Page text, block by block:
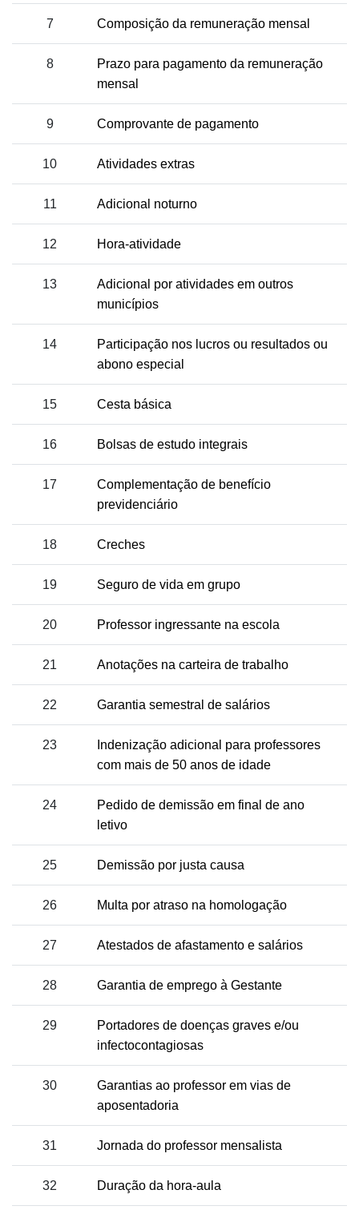
7 Composição da remuneração mensal
8
Prazo para pagamento da remuneração
mensal
9 Comprovante de pagamento
10 Atividades extras
11 Adicional noturno
12 Hora-atividade
13
Adicional por atividades em outros
municípios
14
Participação nos lucros ou resultados ou
abono especial
15 Cesta básica
16 Bolsas de estudo integrais
17
Complementação de benefício
previdenciário
18 Creches
19 Seguro de vida em grupo
20 Professor ingressante na escola
21 Anotações na carteira de trabalho
22 Garantia semestral de salários
23
Indenização adicional para professores
com mais de 50 anos de idade
24
Pedido de demissão em final de ano
letivo
25 Demissão por justa causa
26 Multa por atraso na homologação
27 Atestados de afastamento e salários
28 Garantia de emprego à Gestante
29
Portadores de doenças graves e/ou
infectocontagiosas
30
Garantias ao professor em vias de
aposentadoria
31 Jornada do professor mensalista
32 Duração da hora-aula